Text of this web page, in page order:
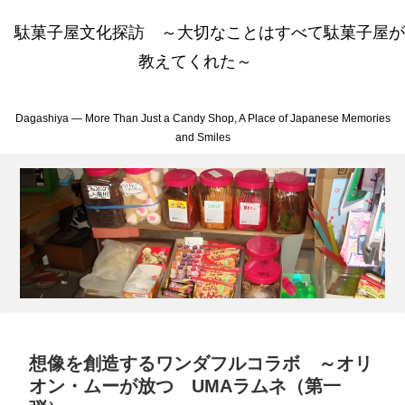
駄菓子屋文化探訪 ～大切なことはすべて駄菓子屋が
教えてくれた～
Dagashiya — More Than Just a Candy Shop, A Place of Japanese Memories
and Smiles
想像を創造するワンダフルコラボ ～オリ
オン・ムーが放つ UMAラムネ（第一